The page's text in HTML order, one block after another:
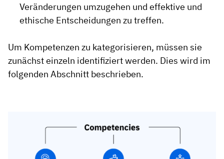
Veränderungen umzugehen und effektive und
ethische Entscheidungen zu treffen.
Um Kompetenzen zu kategorisieren, müssen sie
zunächst einzeln identifiziert werden. Dies wird im
folgenden Abschnitt beschrieben.